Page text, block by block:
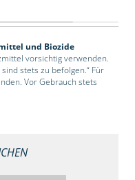
und Biozide
vorsichtig verwenden.
stets zu befolgen.“ Für
Vor Gebrauch stets